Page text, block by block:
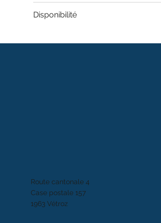
Disponibilité
Route cantonale 4
Case postale 157
1963 Vétroz